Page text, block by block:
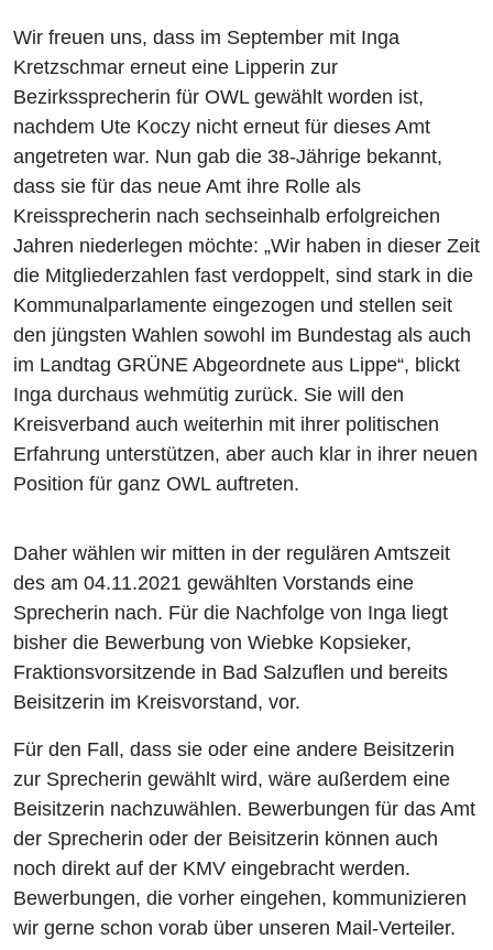
Wir freuen uns, dass im September mit Inga
Kretzschmar erneut eine Lipperin zur
Bezirkssprecherin für OWL gewählt worden ist,
nachdem Ute Koczy nicht erneut für dieses Amt
angetreten war. Nun gab die 38-Jährige bekannt,
dass sie für das neue Amt ihre Rolle als
Kreissprecherin nach sechseinhalb erfolgreichen
Jahren niederlegen möchte: „Wir haben in dieser Zeit
die Mitgliederzahlen fast verdoppelt, sind stark in die
Kommunalparlamente eingezogen und stellen seit
den jüngsten Wahlen sowohl im Bundestag als auch
im Landtag GRÜNE Abgeordnete aus Lippe“, blickt
Inga durchaus wehmütig zurück. Sie will den
Kreisverband auch weiterhin mit ihrer politischen
Erfahrung unterstützen, aber auch klar in ihrer neuen
Position für ganz OWL auftreten.
Daher wählen wir mitten in der regulären Amtszeit
des am 04.11.2021 gewählten Vorstands eine
Sprecherin nach. Für die Nachfolge von Inga liegt
bisher die Bewerbung von Wiebke Kopsieker,
Fraktionsvorsitzende in Bad Salzuflen und bereits
Beisitzerin im Kreisvorstand, vor.
Für den Fall, dass sie oder eine andere Beisitzerin
zur Sprecherin gewählt wird, wäre außerdem eine
Beisitzerin nachzuwählen. Bewerbungen für das Amt
der Sprecherin oder der Beisitzerin können auch
noch direkt auf der KMV eingebracht werden.
Bewerbungen, die vorher eingehen, kommunizieren
wir gerne schon vorab über unseren Mail-Verteiler.